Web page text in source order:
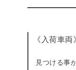
《入荷車
見つける事